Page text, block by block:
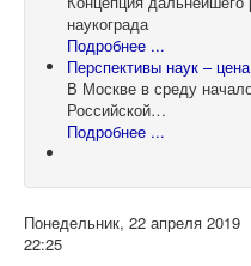
наукограда
Подробнее ...
Перспективы наук –
В Москве в среду
Российской…
Подробнее ...
Понедельник, 22 апреля 2019
22:25